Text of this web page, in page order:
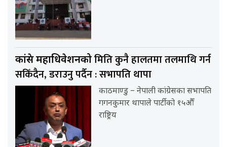
कांग्रेस महाधिवेशनकोमिति कुनै हालतमा तलमाथि गर्न
सकिँदैन, डराउनु पर्दैन : सभापति थापा
काठमाण्डु – नेपाली कांग्रेसका सभापति
गगनकुमार थापाले पार्टीको १५औँ
राष्ट्रिय